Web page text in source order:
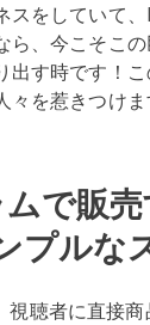
スをしていて
ら、今こそこ
出す時です！
々を惹きつけ
で販
プルな
聴者に直接商